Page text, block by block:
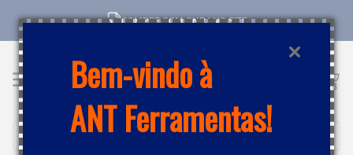
Bem-vindo à
ANT Ferramentas!
COMPRE COM CNPJ NO SITE
Buscar